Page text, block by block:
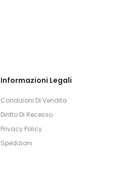
Informazioni Legali
Condizioni Di Vendita
Diritto Di Recesso
Privacy Policy
Spedizioni